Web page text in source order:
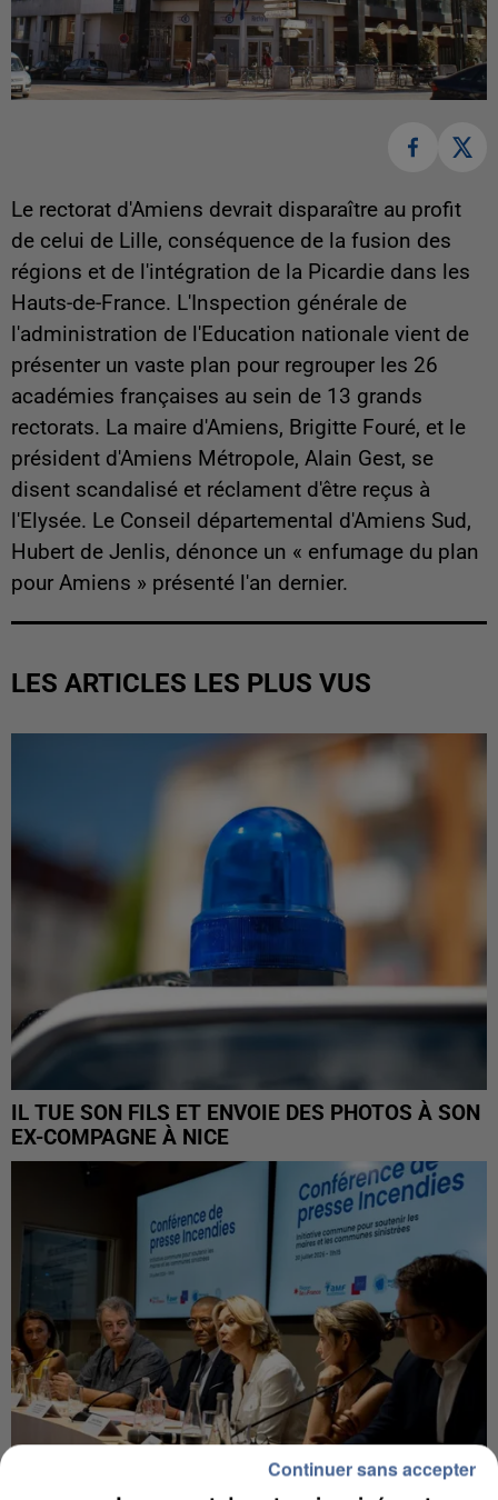
Le rectorat d'Amiens devrait disparaître au profit
de celui de Lille, conséquence de la fusion des
régions et de l'intégration de la Picardie dans les
Hauts-de-France. L'Inspection générale de
l'administration de l'Education nationale vient de
présenter un vaste plan pour regrouper les 26
académies françaises au sein de 13 grands
rectorats. La maire d'Amiens, Brigitte Fouré, et le
président d'Amiens Métropole, Alain Gest, se
disent scandalisé et réclament d'être reçus à
l'Elysée. Le Conseil départemental d'Amiens Sud,
Hubert de Jenlis, dénonce un « enfumage du plan
pour Amiens » présenté l'an dernier.
LES ARTICLES LES PLUS VUS
IL TUE SON FILS ET ENVOIE DES PHOTOS À SON
EX-COMPAGNE À NICE
Continuer sans accepter